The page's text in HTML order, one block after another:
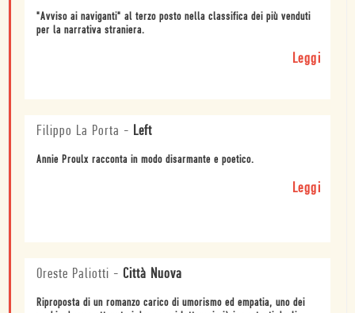
"Avviso ai naviganti" al terzo posto nella classifica dei più venduti
per la narrativa straniera.
Leggi
Filippo La Porta - Left
Annie Proulx racconta in modo disarmante e poetico.
Leggi
Oreste Paliotti - Città Nuova
Riproposta di un romanzo carico di umorismo ed empatia, uno dei